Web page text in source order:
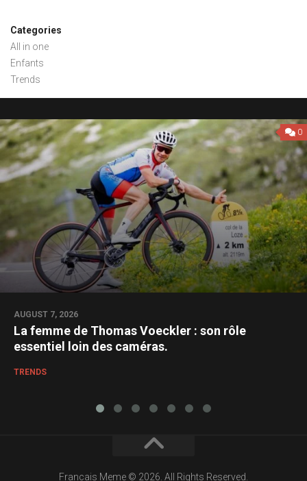
Categories
All in one
Enfants
Trends
0
AUGUST 7, 2026
La femme de Thomas Voeckler : son rôle
essentiel loin des caméras.
TRENDS
Francais Meme © 2026. All Rights Reserved.